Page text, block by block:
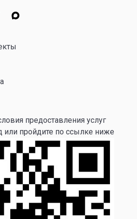
предоставления услуг
или пройдите по ссылке ниже